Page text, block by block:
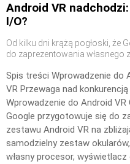
Android VR
I/O?
Od kilku dni krążą pogłoski, że
do zaprezentowania własnego
Spis treści Wprowadzenie do
VR Przewaga nad
Wprowadzenie do Android VR
Google przygotowuje się do
zestawu Android VR na
samodzielny zestaw
własny procesor,